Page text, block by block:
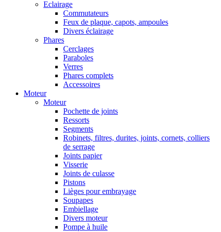
Eclairage
Commutateurs
Feux de plaque, capots, ampoules
Divers éclairage
Phares
Cerclages
Paraboles
Verres
Phares complets
Accessoires
Moteur
Moteur
Pochette de joints
Ressorts
Segments
Robinets, filtres, durites, joints, cornets, colliers
de serrage
Joints papier
Visserie
Joints de culasse
Pistons
Lièges pour embrayage
Soupapes
Embiellage
Divers moteur
Pompe à huile